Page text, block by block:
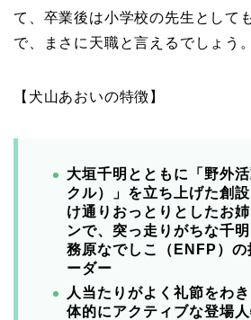
て、卒業後は小学校の先生として
で、まさに天職と言えるでしょう。
【犬山あおいの特徴】
大垣千明とともに「野外
クル）」を立ち上げた創
け通りおっとりとしたお
ンで、突っ走りがちな千
務原なでしこ（ENFP）の
ーダー
人当たりがよく礼節をわ
体的にアクティブな登場